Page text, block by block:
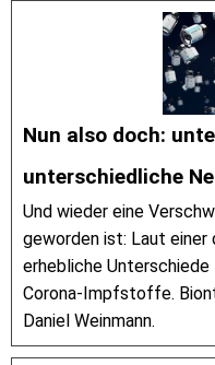
Nun also doch:
unterschiedliche
Und wieder eine
geworden ist: Laut einer
erhebliche Unterschiede
Corona-Impfstoffe.
Daniel Weinmann.